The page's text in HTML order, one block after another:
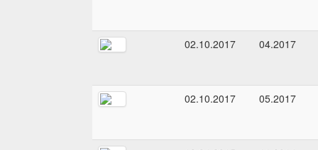
02.10.2017 04.2017
02.10.2017 05.2017